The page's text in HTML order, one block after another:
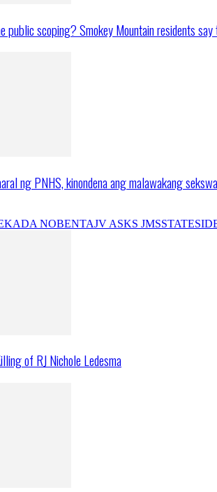
public scoping? Smokey Mountain residents
ng PNHS, kinondena ang malawakang
NOBENTAJV ASKS JMS
of RJ Nichole Ledesma